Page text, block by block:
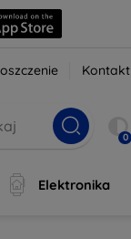
Kontakt
0
Elektronika